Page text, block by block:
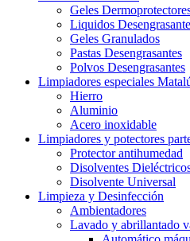
Geles
Liquidos
Geles Granulados
Pastas Desengrasantes
Polvos Desengrasantes
Limpiadores especiales
Hierro
Aluminio
Acero inoxidable
Limpiadores y potectores
Protector antihumedad
Disolventes
Disolvente Universal
Limpieza y Desinfección
Ambientadores
Lavado y abrillantado